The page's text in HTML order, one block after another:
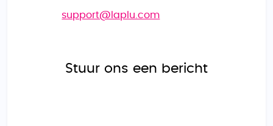
support@laplu.com
Stuur ons een bericht